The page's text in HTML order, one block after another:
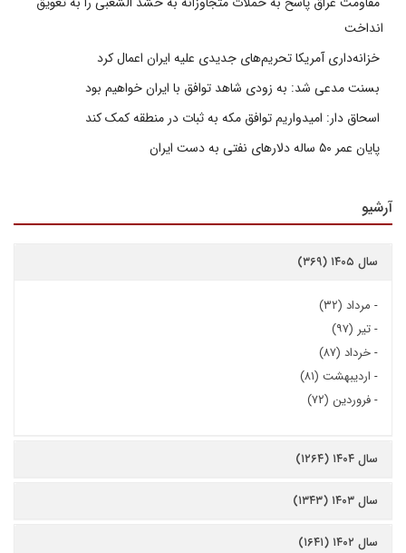
انداخت
خزانه‌داری آمریکا تحریم‌های جدیدی علیه ایران اعمال کرد
بسنت مدعی شد: به زودی شاهد توافق با ایران خواهیم بود
اسحاق دار: امیدواریم توافق مکه به ثبات در منطقه کمک کند
پایان عمر ۵۰ ساله دلارهای نفتی به دست ایران
آرشیو
سال ۱۴۰۵ (۳۶۹)
- مرداد (۳۲)
-تیر (۹۷)
-خرداد (۸۷)
- اردیبهشت (۸۱)
-فروردین (۷۲)
سال ۱۴۰۴ (۱۲۶۴)
سال ۱۴۰۳ (۱۳۴۳)
سال ۱۴۰۲ (۱۶۴۱)